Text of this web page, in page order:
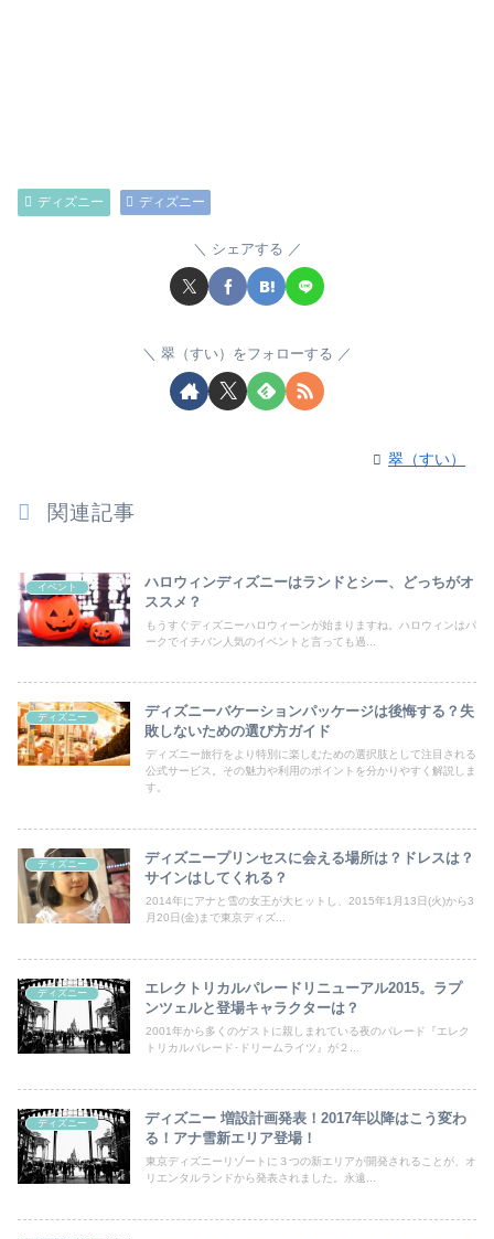
ディズニー ディズニー
シェアする
翠（すい）をフォローする
翠（すい）
関連記事
イベント
ハロウィンディズニーはランドとシー、どっちがオ
ススメ？
もうすぐディズニーハロウィーンが始まりますね。ハロウィンはパ
ークでイチバン人気のイベントと言っても過...
ディズニー
ディズニーバケーションパッケージは後悔する？失
敗しないための選び方ガイド
ディズニー旅行をより特別に楽しむための選択肢として注目される
公式サービス。その魅力や利用のポイントを分かりやすく解説しま
す。
ディズニー
ディズニープリンセスに会える場所は？ドレスは？
サインはしてくれる？
2014年にアナと雪の女王が大ヒットし、2015年1月13日(火)から3
月20日(金)まで東京ディズ...
ディズニー
エレクトリカルパレードリニューアル2015。ラプ
ンツェルと登場キャラクターは？
2001年から多くのゲストに親しまれている夜のパレード『エレク
トリカルパレード･ドリームライツ』が２...
ディズニー
ディズニー 増設計画発表！2017年以降はこう変わ
る！アナ雪新エリア登場！
東京ディズニーリゾートに３つの新エリアが開発されることが、オ
リエンタルランドから発表されました。永遠...